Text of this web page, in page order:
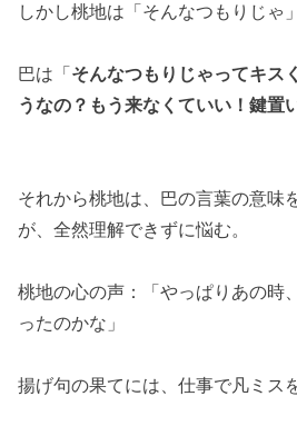
しかし桃地は「そんなつもりじゃ
巴は「 そんなつもりじゃってキス
うなの？もう来なくていい！鍵置
それから桃地は、巴の言葉の意味
が、全然理解できずに悩む。
桃地の心の声：「やっぱりあの時
ったのかな」
揚げ句の果てには、仕事で凡ミス